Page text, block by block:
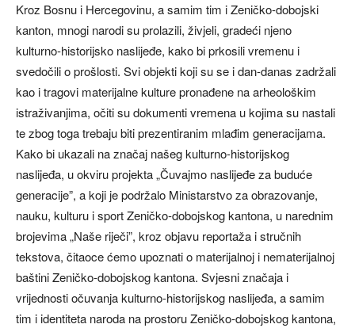
Kroz Bosnu i Hercegovinu, a samim tim i Zeničko-dobojski
kanton, mnogi narodi su prolazili, živjeli, gradeći njeno
kulturno-historijsko naslijeđe, kako bi prkosili vremenu i
svedočili o prošlosti. Svi objekti koji su se i dan-danas zadržali
kao i tragovi materijalne kulture pronađene na arheološkim
istraživanjima, očiti su dokumenti vremena u kojima su nastali
te zbog toga trebaju biti prezentiranim mlađim generacijama.
Kako bi ukazali na značaj našeg kulturno-historijskog
naslijeđa, u okviru projekta „Čuvajmo naslijeđe za buduće
generacije”, a koji je podržalo Ministarstvo za obrazovanje,
nauku, kulturu i sport Zeničko-dobojskog kantona, u narednim
brojevima „Naše riječi”, kroz objavu reportaža i stručnih
tekstova, čitaoce ćemo upoznati o materijalnoj i nematerijalnoj
baštini Zeničko-dobojskog kantona. Svjesni značaja i
vrijednosti očuvanja kulturno-historijskog naslijeđa, a samim
tim i identiteta naroda na prostoru Zeničko-dobojskog kantona,